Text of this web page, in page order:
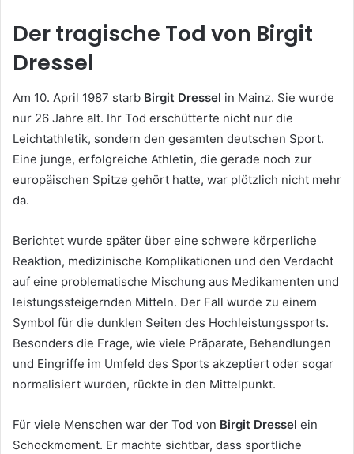
Der tragische Tod von Birgit
Dressel
Am 10. April 1987 starb Birgit Dressel in Mainz. Sie wurde
nur 26 Jahre alt. Ihr Tod erschütterte nicht nur die
Leichtathletik, sondern den gesamten deutschen Sport.
Eine junge, erfolgreiche Athletin, die gerade noch zur
europäischen Spitze gehört hatte, war plötzlich nicht mehr
da.
Berichtet wurde später über eine schwere körperliche
Reaktion, medizinische Komplikationen und den Verdacht
auf eine problematische Mischung aus Medikamenten und
leistungssteigernden Mitteln. Der Fall wurde zu einem
Symbol für die dunklen Seiten des Hochleistungssports.
Besonders die Frage, wie viele Präparate, Behandlungen
und Eingriffe im Umfeld des Sports akzeptiert oder sogar
normalisiert wurden, rückte in den Mittelpunkt.
Für viele Menschen war der Tod von Birgit Dressel ein
Schockmoment. Er machte sichtbar, dass sportliche